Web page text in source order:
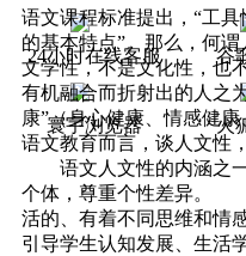
24小时在线客服 谷
寰宇浏览器 火
语文课程标准提出，“工
的基本特点”。那么，何
文学性，不是文化性，也
有机融合而折射出的人之
康”（身心健康、情感健
语文教育而言，谈人文性
语文人文性的内涵之一
个体，尊重个性差异。
活的、有着不同思维和情
引导学生认知发展、生活